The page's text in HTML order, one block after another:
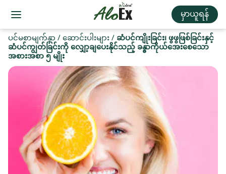
မှာယူရန်
ပင်မစာမျက်နှာ /ဆောင်းပါးများ/ ဆံပင်ကျိုးခြင်း၊ ဖွဖွဖြစ်ခြင်းနှင့်
ဆံပင်ကျွတ်ခြင်းကို လျှော့ချပေးနိုင်သည့် ခန္ဓာကိုယ်အေးစေသော
အစားအစာ ၅ မျိုး